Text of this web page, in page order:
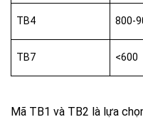
TB4 800-
TB7 <600
Mã TB1 và TB2 là lựa